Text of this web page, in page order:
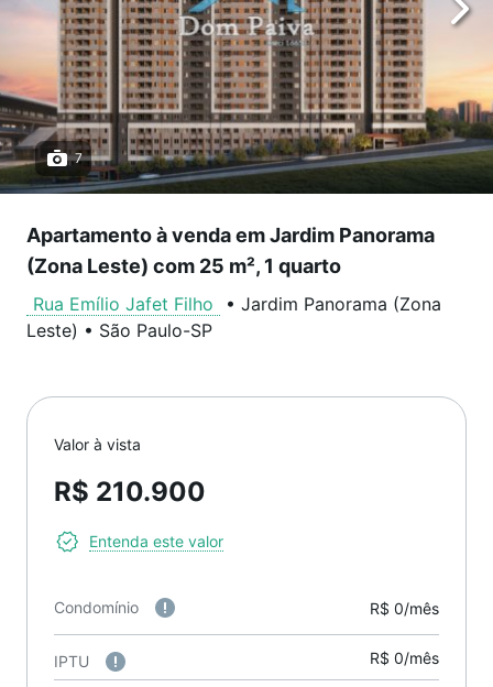
7
Apartamento à venda em Jardim Panorama
(Zona Leste) com 25 m², 1 quarto
Rua Emílio Jafet Filho • Jardim Panorama (Zona
Leste) • São Paulo-SP
Valor à vista
R$ 210.900
Entenda este valor
Condomínio R$ 0/mês
IPTU R$ 0/mês